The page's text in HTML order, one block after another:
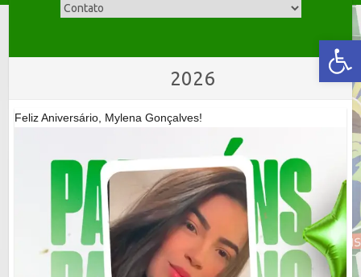
Abrir a barra de ferramentas
2026
Feliz Aniversário, Mylena Gonçalves!